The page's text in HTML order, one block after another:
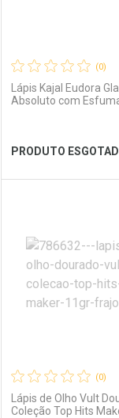
Ver Desconto
(0)
Lápis Kajal Eudora
Absoluto com
PRODUTO
Laboratório
Por Menos
(0)
Lápis de Olho Vult
Coleção Top Hits